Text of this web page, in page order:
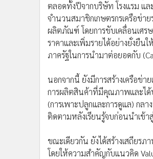
ตลอดทั้งปีจากบริษัท โรงแรม แล
จำนวนสมาชิกเกษตรกรเครือข่า
ผลิตภัณฑ์ โดยการขับเคลื่อนเศร
ราคาและเพิ่มรายได้อย่างยั่งยืน
ภาครัฐในการนำมาต่อยอดกับ
นอกจากนี้ ยังมีการสร้างเครือข่
การผลิตสินค้าที่มีคุณภาพและไ
(การเพาะปลูกและการดูแล) กล
ติดตามหลังเรียนรู้จบก่อนนำเข้
ขณะเดียวกัน ยังได้สร้างเสถียร
โดยให้ความสำคัญกับแนวคิด